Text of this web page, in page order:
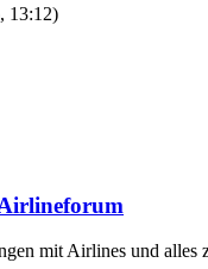
13:12)
mit Airlines und alles